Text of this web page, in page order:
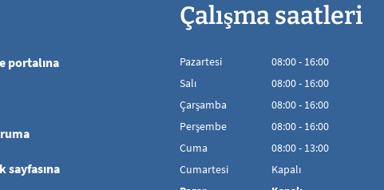
portalına
sayfasına
Çalışma saatleri
Pazartesi 08:00- 16:00
08:00'den 16:00'ya kadar
Salı 08:00- 16:00
08:00'den 16:00'ya kadar
Çarşamba 08:00- 16:00
08:00'den 16:00'ya kadar
Perşembe 08:00- 16:00
08:00'den 16:00'ya kadar
Cuma 08:00- 13:00
08:00 - 13:00 arası
Cumartesi
Kapalı